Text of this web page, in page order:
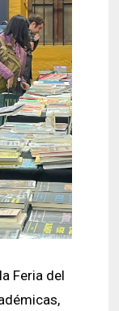
Feria del